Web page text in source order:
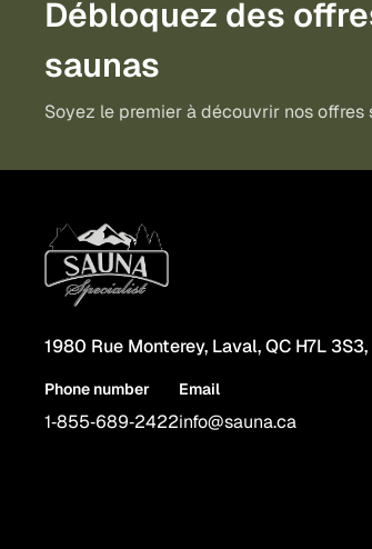
Débloquez des
saunas
Soyez le premier à découvrir nos
1980 Rue Monterey, Laval, QC H7L
Phone number
1‑855‑689‑2422
Email
info@sauna.ca